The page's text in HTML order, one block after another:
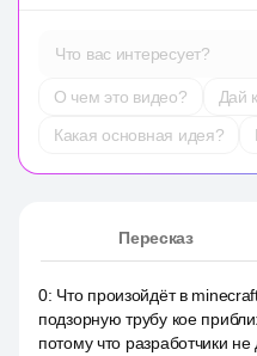
Что вас интересует?
О чем это видео?
Дай
Какая основная идея?
Пересказ
0: Что произойдёт в
подзорную трубу кое
потому что разработчики